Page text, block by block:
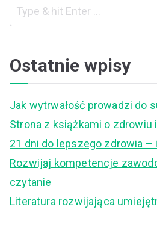
Ostatnie wpisy
Jak wytrwałość prowadzi do
Strona z książkami o zdrowiu
21 dni do lepszego zdrowia –
Rozwijaj kompetencje
czytanie
Literatura rozwijająca